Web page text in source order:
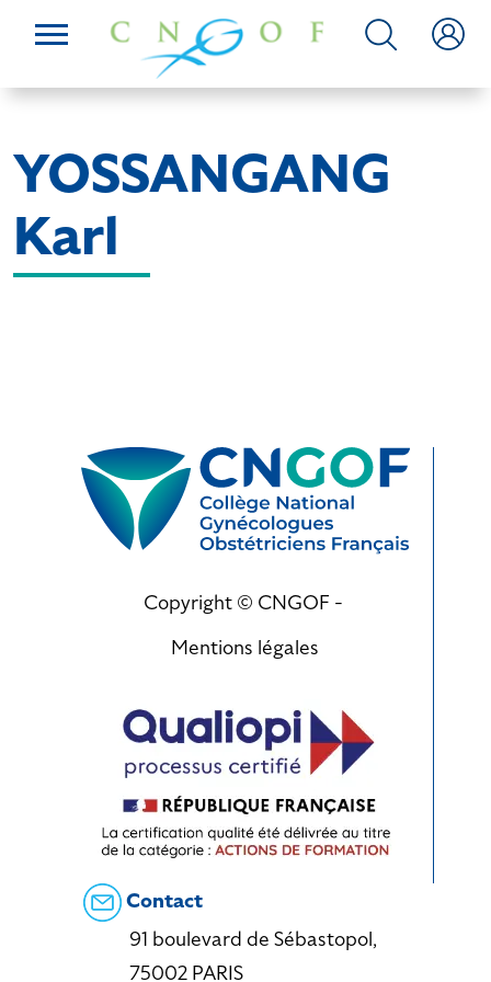
YOSSANGANG
Karl
Copyright © CNGOF -
Mentions légales
Contact
91 boulevard de Sébastopol,
75002 PARIS